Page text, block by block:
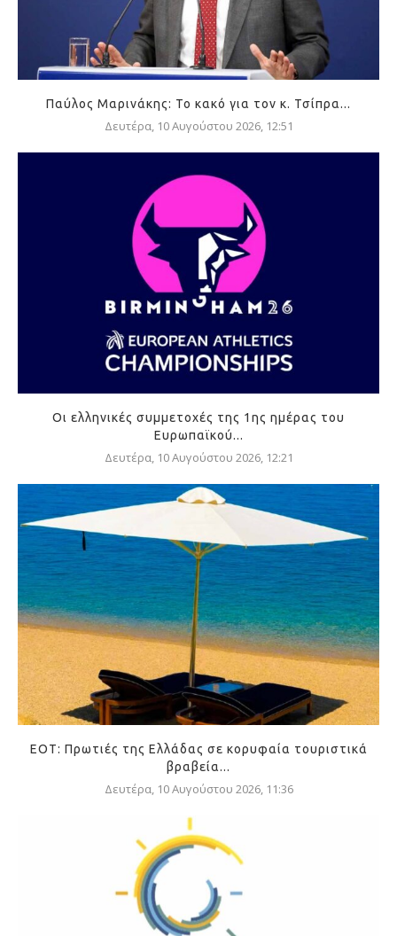
Παύλος Μαρινάκης: Το κακό για τον κ. Τσίπρα...
Δευτέρα, 10 Αυγούστου 2026, 12:51
Οι ελληνικές συμμετοχές της 1ης ημέρας του
Ευρωπαϊκού...
Δευτέρα, 10 Αυγούστου 2026, 12:21
ΕΟΤ: Πρωτιές της Ελλάδας σε κορυφαία τουριστικά
βραβεία...
Δευτέρα, 10 Αυγούστου 2026, 11:36